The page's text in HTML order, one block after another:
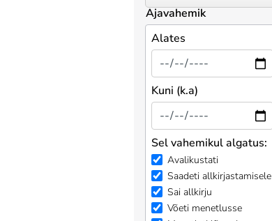
Ajavahemik
Alates
Kuni (k.a)
Sel vahemikul algatus:
Avalikustati
Saadeti allkirjastamisele
Sai allkirju
Võeti menetlusse